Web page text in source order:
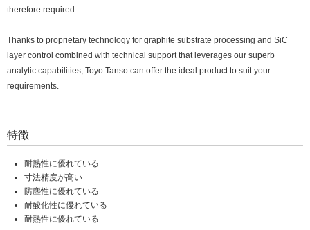
therefore required.
Thanks to proprietary technology for graphite substrate processing and SiC
layer control combined with technical support that leverages our superb
analytic capabilities, Toyo Tanso can offer the ideal product to suit your
requirements.
特徴
耐熱性に優れている
寸法精度が高い
防塵性に優れている
耐酸化性に優れている
耐熱性に優れている